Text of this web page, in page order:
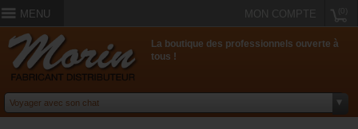
MENU MON COMPTE
La boutique des professionnels ouverte à
tous !